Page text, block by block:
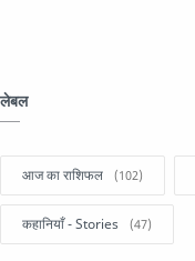
लेबल
आज का राशिफल
कहानियाँ - Stories